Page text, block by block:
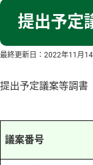
提出予定
最終更新日： 2022年11月14
提出予定議案等調書
議案番号